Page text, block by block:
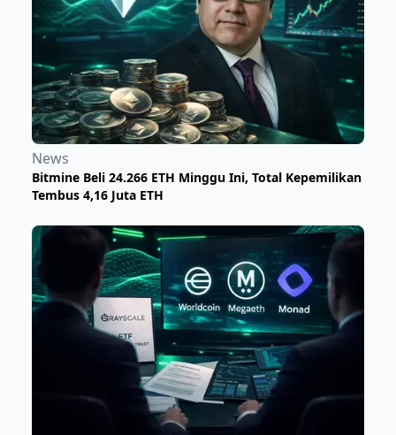
News
Bitmine Beli 24.266 ETH Minggu Ini, Total Kepemilikan
Tembus 4,16 Juta ETH